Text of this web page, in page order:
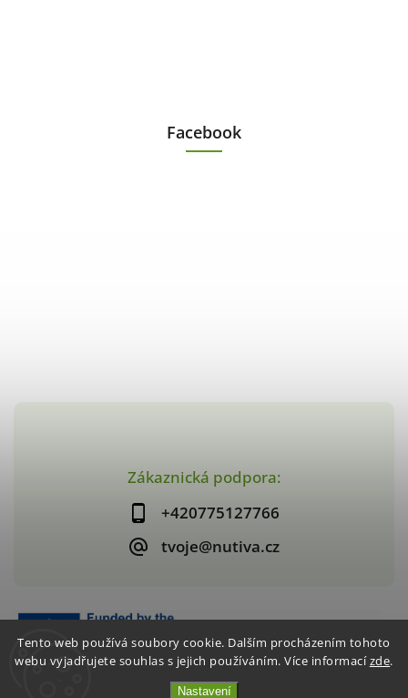
Tento web používá soubory cookie. Dalším procházením tohoto
webu vyjadřujete souhlas s jejich používáním. Více informacízde.
Nastavení
Zákaznická podpora:
+420775127766
tvoje@nutiva.cz
Facebook